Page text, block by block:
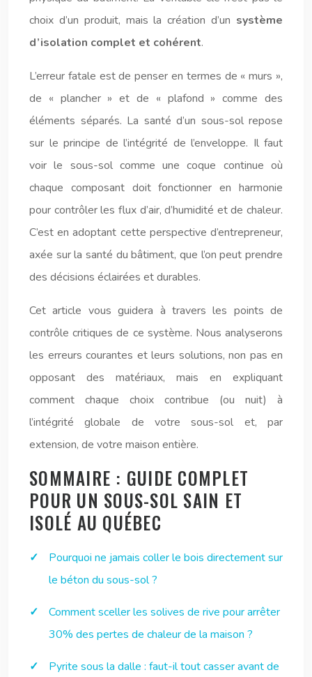
choix d’un produit, mais la création d’un système
d’isolation complet et cohérent.
L’erreur fatale est de penser en termes de « murs »,
de « plancher » et de « plafond » comme des
éléments séparés. La santé d’un sous-sol repose
sur le principe de l’intégrité de l’enveloppe. Il faut
voir le sous-sol comme une coque continue où
chaque composant doit fonctionner en harmonie
pour contrôler les flux d’air, d’humidité et de chaleur.
C’est en adoptant cette perspective d’entrepreneur,
axée sur la santé du bâtiment, que l’on peut prendre
des décisions éclairées et durables.
Cet article vous guidera à travers les points de
contrôle critiques de ce système. Nous analyserons
les erreurs courantes et leurs solutions, non pas en
opposant des matériaux, mais en expliquant
comment chaque choix contribue (ou nuit) à
l’intégrité globale de votre sous-sol et, par
extension, de votre maison entière.
SOMMAIRE : GUIDE COMPLET
POUR UN SOUS-SOL SAIN ET
ISOLÉ AU QUÉBEC
Pourquoi ne jamais coller le bois directement sur
le béton du sous-sol ?
Comment sceller les solives de rive pour arrêter
30% des pertes de chaleur de la maison ?
Pyrite sous la dalle : faut-il tout casser avant de